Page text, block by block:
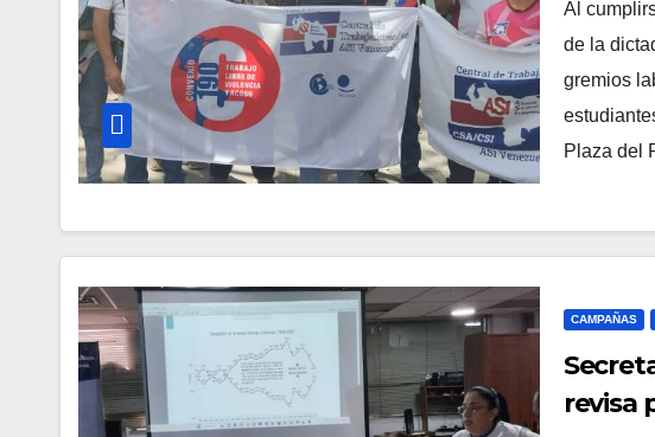
Al
de la
gremios
Plaza del
CAMPAÑAS
revisa